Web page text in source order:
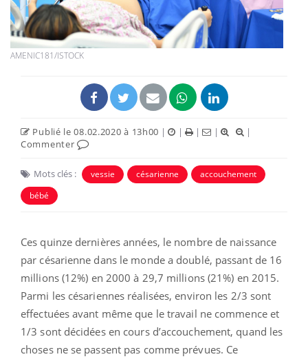
AMENIC181/ISTOCK
Publié le 08.02.2020 à 13h00 | | | |
|
Commenter
Mots clés : vessie césarienne
accouchement
bébé
Ces quinze dernières années, le nombre de naissance
par césarienne dans le monde a doublé, passant de 16
millions (12%) en 2000 à 29,7 millions (21%) en 2015.
Parmi les césariennes réalisées, environ les 2/3 sont
effectuées avant même que le travail ne commence et
1/3 sont décidées en cours d’accouchement, quand les
choses ne se passent pas comme prévues. Ce